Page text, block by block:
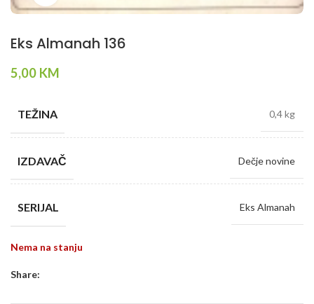
Eks Almanah 136
5,00 KM
TEŽINA 0,4 kg
IZDAVAČ Dečje novine
SERIJAL Eks Almanah
Nema na stanju
Share: